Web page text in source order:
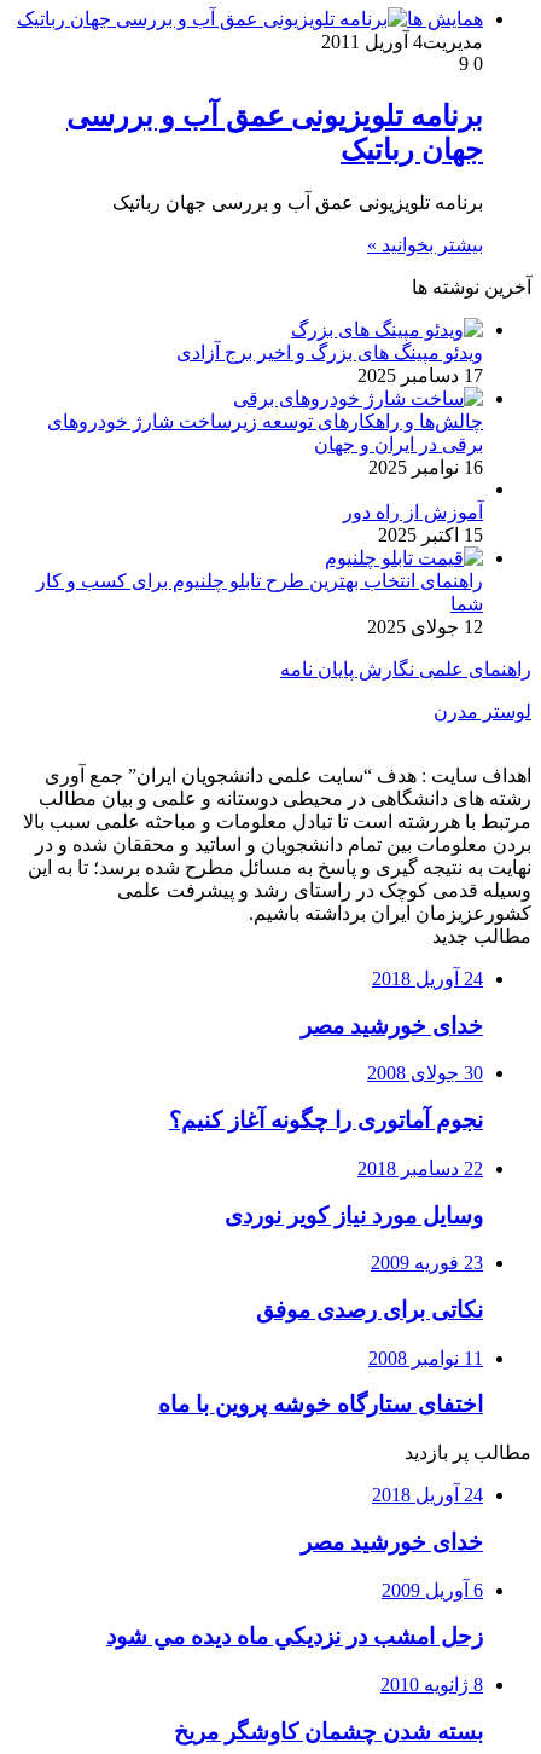
همایش ها
مدیریت4 آوریل 2011
0
برنامه تلویزیونی عمق آب و بررسی
جهان رباتیک
برنامه تلویزیونی عمق آب و بررسی جهان رباتیک
بیشتر بخوانید »
آخرین نوشته ها
ویدئو مپینگ های بزرگ و اخیر برج آزادی
17 دسامبر 2025
چالش‌ها و راهکارهای توسعه زیرساخت شارژ خودروهای
برقی در ایران و جهان
16 نوامبر 2025
آموزش از راه دور
15 اکتبر 2025
راهنمای انتخاب بهترین طرح تابلو چلنیوم برای کسب و کار
شما
12 جولای 2025
راهنمای علمی نگارش پایان نامه
لوستر مدرن
اهداف سایت : هدف “سایت علمی دانشجویان ایران” جمع آوری
رشته های دانشگاهی در محیطی دوستانه و علمی و بیان مطالب
مرتبط با هررشته است تا تبادل معلومات و مباحثه علمی سبب بالا
بردن معلومات بین تمام دانشجویان و اساتید و محققان شده و در
نهایت به نتیجه گیری و پاسخ به مسائل مطرح شده برسد؛ تا به این
وسیله قدمی کوچک در راستای رشد و پیشرفت علمی
کشورعزیزمان ایران برداشته باشیم.
مطالب جدید
24 آوریل 2018
خدای خورشید مصر
30 جولای 2008
نجوم آماتوری را چگونه آغاز کنیم؟
22 دسامبر 2018
وسایل مورد نیاز کویر نوردی
23 فوریه 2009
نکاتی برای رصدی موفق
11 نوامبر 2008
اختفای ستارگاه خوشه پروین با ماه
مطالب پر بازدید
24 آوریل 2018
خدای خورشید مصر
6 آوریل 2009
زحل امشب در نزديكي ماه ديده مي شود
8 ژانویه 2010
بسته شدن چشمان کاوشگر مريخ